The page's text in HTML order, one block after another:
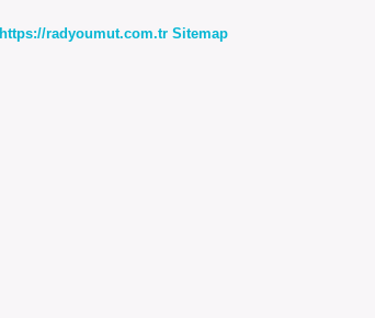
https://radyoumut.com.tr Sitemap